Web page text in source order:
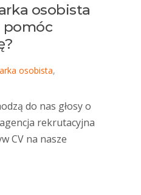
osobista
pomóc
osobista,
do nas głosy o
rekrutacyjna
CV na nasze